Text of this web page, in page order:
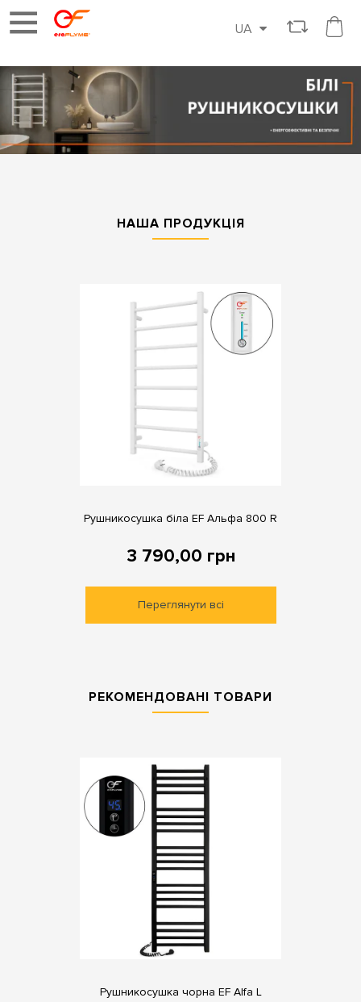
UA
НАША ПРОДУКЦІЯ
Рушникосушка біла EF Альфа 800 R
3 790,00 грн
Переглянути всі
РЕКОМЕНДОВАНІ ТОВАРИ
Рушникосушка чорна EF Alfa L